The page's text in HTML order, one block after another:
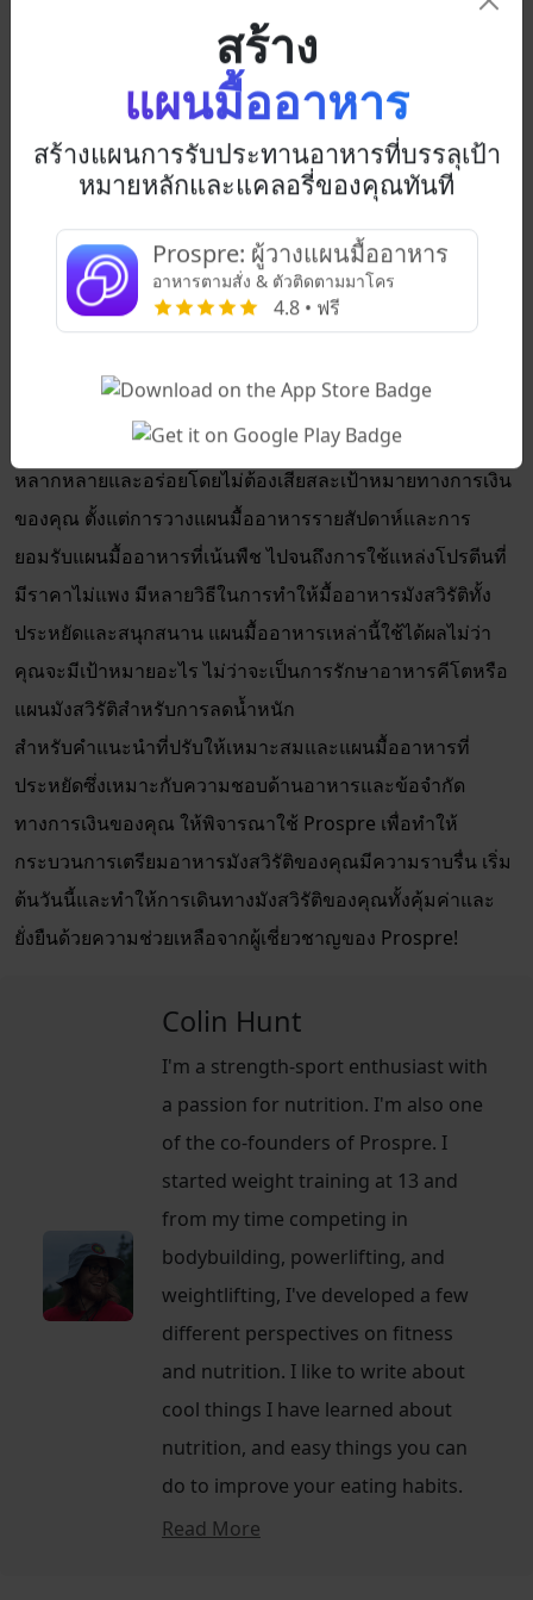
โปรตีนที่ไม่ติดมัน และอีกหนึ่งในสี่ด้วยธัญพืชเต็มเมล็ด พร้อม
ด้วยไขมันที่ดีต่อสุขภาพในปริมาณเล็กน้อย คุณควรเตรียมสลัด
ล่วงหน้าและเก็บไว้ในขวดโหลเพื่อให้สามารถหยิบไปทานได้
อย่างรวดเร็ว นี่คือกลยุทธ์ที่จะช่วยให้คุณพัฒนาแผนมื้ออาหาร
มังสวิรัติที่แข็งแกร่งสำหรับการลดน้ำหนักโดยไม่ใช้จ่ายเกินไป!
บทสรุป
โดยสรุป การรักษางบประมาณในขณะที่รักษาแผนอาหาร
มังสวิรัติที่มีคุณค่าทางโภชนาการนั้นสามารถจัดการได้อย่าง
ด้วยการนำเคล็ดลับการเตรียมอาหารที่เป็นมิตรกับงบประมาณ
เหล่านี้ไปใช้ คุณสามารถเพลิดเพลินกับมื้ออาหารมังสวิรัติที่
หลากหลายและอร่อยโดยไม่ต้องเสียสละเป้าหมายทางการเงิน
ของคุณ ตั้งแต่การวางแผนมื้ออาหารรายสัปดาห์และการ
ยอมรับแผนมื้ออาหารที่เน้นพืช ไปจนถึงการใช้แหล่งโปรตีนที่
มีราคาไม่แพง มีหลายวิธีในการทำให้มื้ออาหารมังสวิรัติทั้ง
ประหยัดและสนุกสนาน แผนมื้ออาหารเหล่านี้ใช้ได้ผลไม่ว่า
คุณจะมีเป้าหมายอะไร ไม่ว่าจะเป็นการรักษาอาหารคีโตหรือ
แผนมังสวิรัติสำหรับการลดน้ำหนัก
สำหรับคำแนะนำที่ปรับให้เหมาะสมและแผนมื้ออาหารที่
ประหยัดซึ่งเหมาะกับความชอบด้านอาหารและข้อจำกัด
ทางการเงินของคุณ ให้พิจารณาใช้ Prospre เพื่อทำให้
กระบวนการเตรียมอาหารมังสวิรัติของคุณมีความราบรื่น เริ่ม
ต้นวันนี้และทำให้การเดินทางมังสวิรัติของคุณทั้งคุ้มค่าและ
ยั่งยืนด้วยความช่วยเหลือจากผู้เชี่ยวชาญของ Prospre!
Colin Hunt
I'm a strength-sport enthusiast with
a passion for nutrition. I'm also one
of the co-founders of Prospre. I
started weight training at 13 and
from my time competing in
bodybuilding, powerlifting, and
weightlifting, I've developed a few
different perspectives on fitness
and nutrition. I like to write about
cool things I have learned about
nutrition, and easy things you can
do to improve your eating habits.
Read More
สร้าง
แผนมื้ออาหาร
สร้างแผนการรับประทานอาหารที่บรรลุเป้า
หมายหลักและแคลอรี่ของคุณทันที
Prospre: ผู้วางแผนมื้ออาหาร
อาหารตามสั่ง & ตัวติดตามมาโคร
4.8 • ฟรี